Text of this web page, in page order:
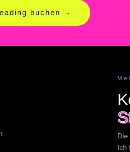
buchen →
Die
Ich